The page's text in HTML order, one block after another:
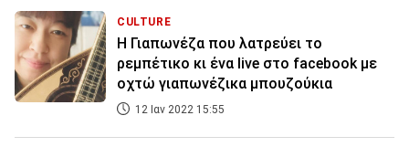
CULTURE
Η Γιαπωνέζα που λατρεύει το
ρεμπέτικο κι ένα live στο facebook με
οχτώ γιαπωνέζικα μπουζούκια
12 Ιαν 2022 15:55